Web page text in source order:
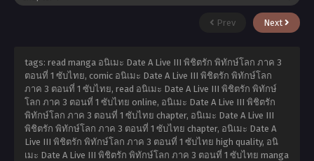
Prev Next
tags: read manga อนิเมะ Date A Live III พิชิตรัก พิทักษ์โลก ภาค 3
ตอนที่ 1 ซับไทย, comic อนิเมะ Date A Live III พิชิตรัก พิทักษ์โลก
ภาค 3 ตอนที่ 1 ซับไทย, read อนิเมะ Date A Live III พิชิตรัก พิทักษ์
โลก ภาค 3 ตอนที่ 1 ซับไทย online, อนิเมะ Date A Live III พิชิตรัก
พิทักษ์โลก ภาค 3 ตอนที่ 1 ซับไทย chapter, อนิเมะ Date A Live III
พิชิตรัก พิทักษ์โลก ภาค 3 ตอนที่ 1 ซับไทย chapter, อนิเมะ Date A
Live III พิชิตรัก พิทักษ์โลก ภาค 3 ตอนที่ 1 ซับไทย high quality, อนิ
เมะ Date A Live III พิชิตรัก พิทักษ์โลก ภาค 3 ตอนที่ 1 ซับไทย manga